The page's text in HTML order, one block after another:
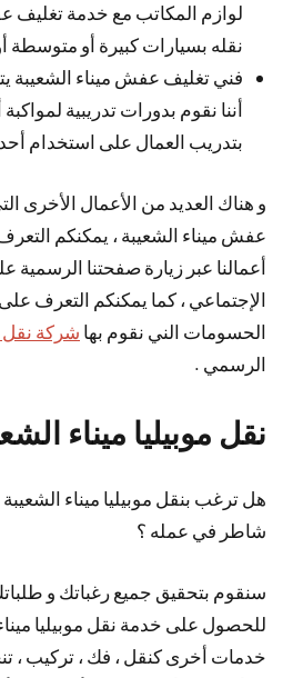
لوازم المكاتب مع خدمة تغليف
نقله بسيارات كبيرة أو
فني تغليف عفش ميناء الشعيبة
أننا نقوم بدورات تدريبية
بتدريب العمال على استخدام
و هناك العديد من الأعمال الأخرى
عفش ميناء الشعيبة ، يمكنكم
أعمالنا عبر زيارة صفحتنا الرسمية
الإجتماعي ، كما يمكنكم التعرف
الحسومات الني نقوم بها شركة نقل
الرسمي .
نقل موبيليا ميناء
هل ترغب بنقل موبيليا ميناء
شاطر في عمله ؟
سنقوم بتحقيق جميع رغباتك و
للحصول على خدمة نقل موبيليا
خدمات أخرى كنقل ، فك ، تركيب ،